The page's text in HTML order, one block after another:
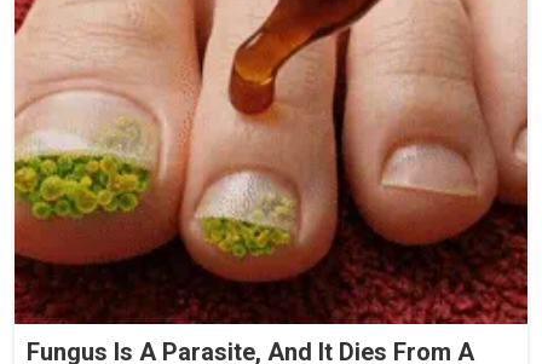
Fungus Is A Parasite, And It Dies From A